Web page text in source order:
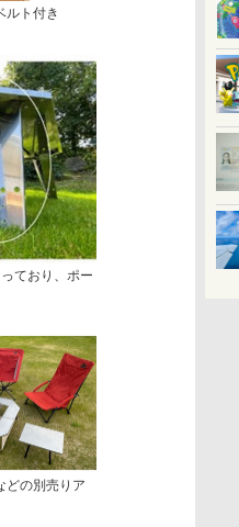
ルト付き
ており、ポー
どの別売りア